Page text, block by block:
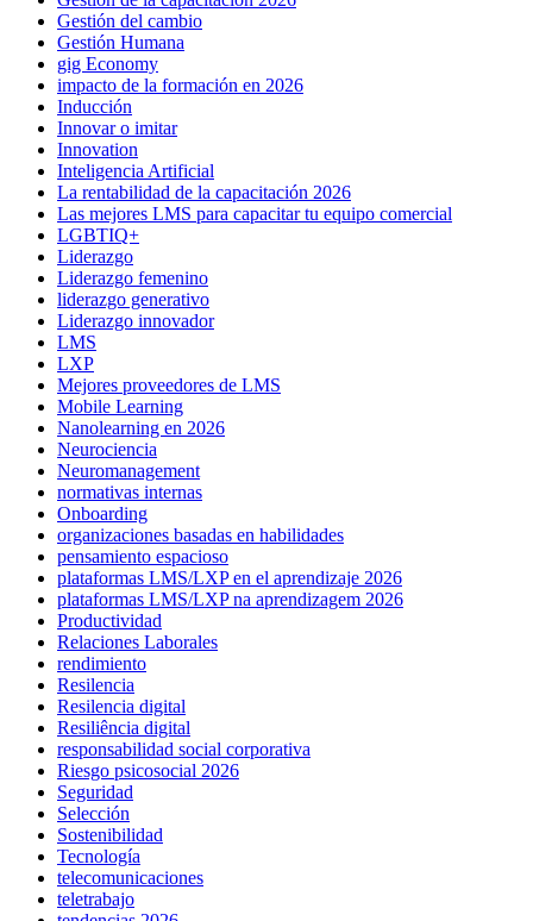
Gestión del cambio
Gestión Humana
gig Economy
impacto de la formación en 2026
Inducción
Innovar o imitar
Innovation
Inteligencia Artificial
La rentabilidad de la capacitación 2026
Las mejores LMS para capacitar tu equipo comercial
LGBTIQ+
Liderazgo
Liderazgo femenino
liderazgo generativo
Liderazgo innovador
LMS
LXP
Mejores proveedores de LMS
Mobile Learning
Nanolearning en 2026
Neurociencia
Neuromanagement
normativas internas
Onboarding
organizaciones basadas en habilidades
pensamiento espacioso
plataformas LMS/LXP en el aprendizaje 2026
plataformas LMS/LXP na aprendizagem 2026
Productividad
Relaciones Laborales
rendimiento
Resilencia
Resilencia digital
Resiliência digital
responsabilidad social corporativa
Riesgo psicosocial 2026
Seguridad
Selección
Sostenibilidad
Tecnología
telecomunicaciones
teletrabajo